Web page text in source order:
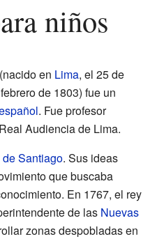
niños
en Lima, el 25 de
de 1803) fue un
. Fue profesor
Audiencia de Lima.
Santiago. Sus ideas
que buscaba
En 1767, el rey
de las Nuevas
zonas despobladas en